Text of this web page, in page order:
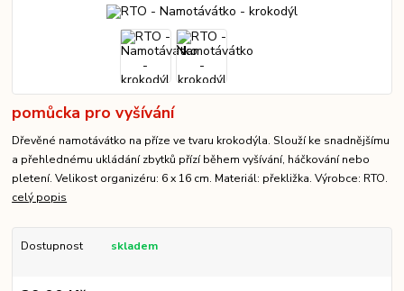
pomůcka pro vyšívání
Dřevěné namotávátko na příze ve tvaru krokodýla. Slouží ke snadnějšímu
a přehlednému ukládání zbytků přízí během vyšívání, háčkování nebo
pletení. Velikost organizéru: 6 x 16 cm. Materiál: překližka. Výrobce: RTO.
celý popis
Dostupnost skladem